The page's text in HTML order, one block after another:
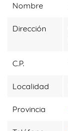
Nombre
Dirección
C.P.
Localidad
Provincia